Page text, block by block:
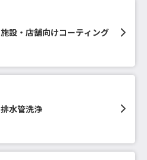
施設・店舗向けコーティング
排水管洗浄